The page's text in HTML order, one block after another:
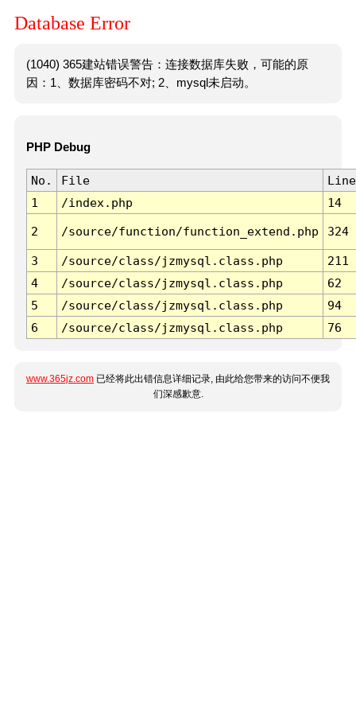
Database Error
(1040) 365建站错误警告：连接数据库失败，可能的原
因：1、数据库密码不对; 2、mysql未启动。
PHP Debug
No. File
Line
1
/index.php 14
2 /source/function/function_extend.php 324
3 /source/class/jzmysql.class.php
211
4
/source/class/jzmysql.class.php
62
5
/source/class/jzmysql.class.php
94
6
/source/class/jzmysql.class.php 76
www.365jz.com 已经将此出错信息详细记录, 由此给您带来的访问不便我
们深感歉意.